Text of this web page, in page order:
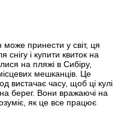
може принести у світ, ця
снігу і купити квиток на
на пляжі в Сибіру,
мешканців. Це
вистачає часу, щоб ці кулі
берег. Вони вражаючі на
як це все працює